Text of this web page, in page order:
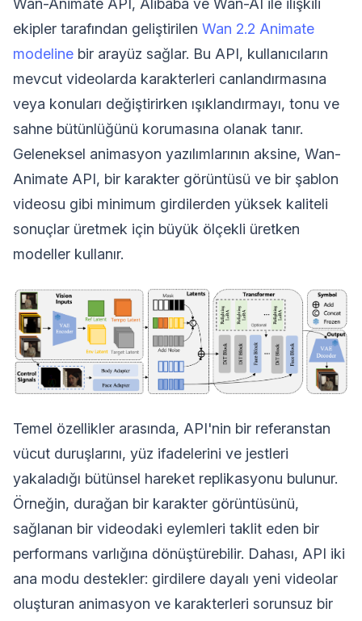
Wan-Animate API, Alibaba ve Wan-AI ile ilişkili
ekipler tarafından geliştirilen Wan 2.2 Animate
modeline bir arayüz sağlar. Bu API, kullanıcıların
mevcut videolarda karakterleri canlandırmasına
veya konuları değiştirirken ışıklandırmayı, tonu ve
sahne bütünlüğünü korumasına olanak tanır.
Geleneksel animasyon yazılımlarının aksine, Wan-
Animate API, bir karakter görüntüsü ve bir şablon
videosu gibi minimum girdilerden yüksek kaliteli
sonuçlar üretmek için büyük ölçekli üretken
modeller kullanır.
Temel özellikler arasında, API'nin bir referanstan
vücut duruşlarını, yüz ifadelerini ve jestleri
yakaladığı bütünsel hareket replikasyonu bulunur.
Örneğin, durağan bir karakter görüntüsünü,
sağlanan bir videodaki eylemleri taklit eden bir
performans varlığına dönüştürebilir. Dahası, API iki
ana modu destekler: girdilere dayalı yeni videolar
oluşturan animasyon ve karakterleri sorunsuz bir